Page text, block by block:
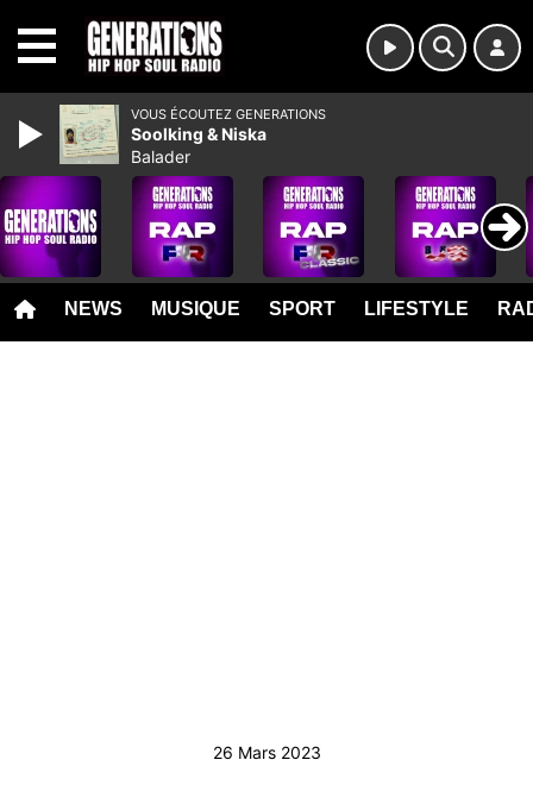
NEWS MUSIQUE SPORT LIFESTYLE
26 Mars 2023
VOUS ÉCOUTEZ GENERATIONS
Soolking & Niska
Balader